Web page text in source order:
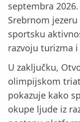
septembra
Srebrnom
sportsku
razvoju turizma
U zaključku,
olimpijskom
pokazuje kako
okupe ljude iz